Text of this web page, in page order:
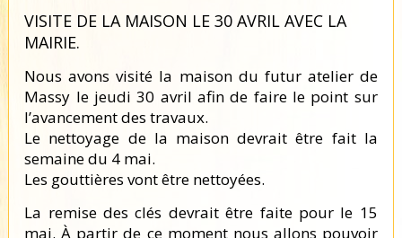
VISITE DE LA MAISON LE 30 AVRIL AVEC LA
MAIRIE.
Nous avons visité la maison du futur atelier de
Massy le jeudi 30 avril afin de faire le point sur
l’avancement des travaux.
Le nettoyage de la maison devrait être fait la
semaine du 4 mai.
Les gouttières vont être nettoyées.
La remise des clés devrait être faite pour le 15
mai. À partir de ce moment nous allons pouvoir